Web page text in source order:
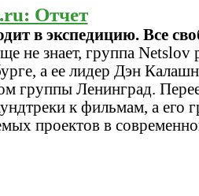
Отчет
в экспедицию. Все
не знает, группа
а ее лидер Дэн
группы Ленинград.
к фильмам, а его
проектов в